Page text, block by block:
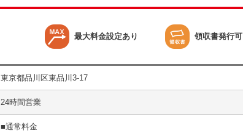
最大料金設定あり 領収書発行可
東京都品川区東品川3-17
24時間営業
■通常料金